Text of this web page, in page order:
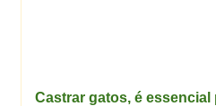
Castrar gatos, é